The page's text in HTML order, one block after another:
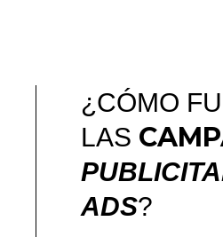
¿CÓMO
LAS
ADS?